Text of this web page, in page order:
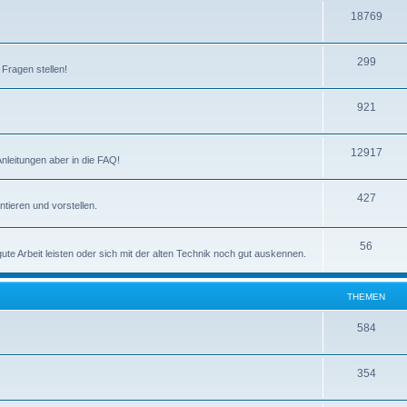
18769T
m
n
stellen!
299T
e
m
e
n
921
e
m
n
aber in die FAQ!
12917T
n
und vorstellen.
427T
e
Arbeit leisten oder sich mit der alten Technik noch gut auskennen.
56
e
THEMEN
584T
e
m
354T